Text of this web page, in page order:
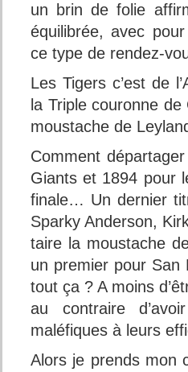
un brin de folie
équilibrée, avec
ce type de rendez-
Les Tigers c’est de
la Triple couronne
moustache de
Comment
Giants et 1894 pour
finale… Un dernier
Sparky Anderson,
taire la moustache
un premier pour
tout ça ? A moins
au contraire
maléfiques à leurs
Alors je prends mon